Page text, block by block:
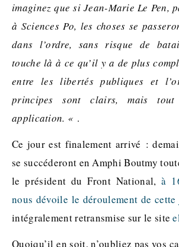
imaginez que si Jean-Marie Le Pen,
à Sciences Po, les choses se
dans l’ordre, sans risque de
touche là à ce qu’il y a de plus
entre les libertés publiques et
principes sont clairs, mais
application. « .
Ce jour est finalement arrivé :
se succéderont en Amphi Boutmy
le président du Front National,à
nous dévoile le déroulement de cette
intégralement retransmise sur le site
Quoiqu’il en soit, n’oubliez pas vos